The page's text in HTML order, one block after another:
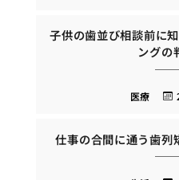
子供の歯並び相談前に
ングの
医療
仕事の合間に通う歯列